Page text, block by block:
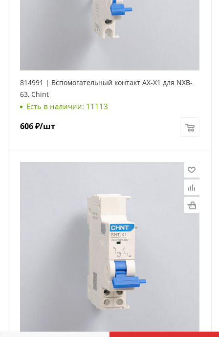
814991 | Вспомогательный контакт AX-X1 для NXB-
63, Chint
Есть в наличии: 11113
606₽/шт